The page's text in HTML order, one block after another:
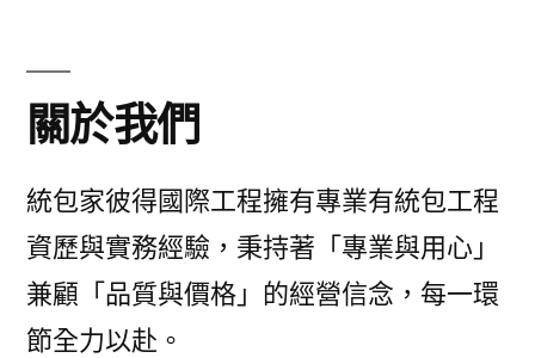
關於我們
統包家彼得國際工程擁有專業有統包工程
資歷與實務經驗，秉持著「專業與用心」
兼顧「品質與價格」的經營信念，每一環
節全力以赴。